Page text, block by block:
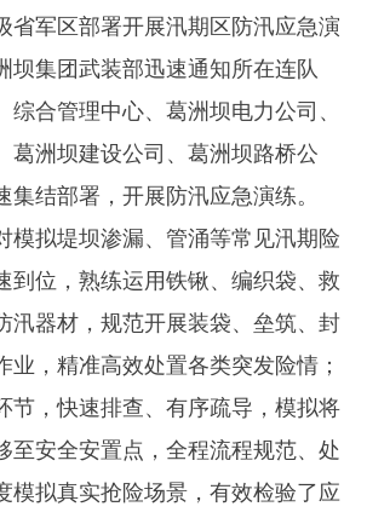
省军区部署开展汛期区防汛应急演
坝集团武装部迅速通知所在连队
综合管理中心、葛洲坝电力公司、
葛洲坝建设公司、葛洲坝路桥公
集结部署，开展防汛应急演练。
模拟堤坝渗漏、管涌等常见汛期险
到位，熟练运用铁锹、编织袋、救
汛器材，规范开展装袋、垒筑、封
业，精准高效处置各类突发险情；
节，快速排查、有序疏导，模拟将
至安全安置点，全程流程规范、处
模拟真实抢险场景，有效检验了应